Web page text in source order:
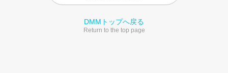
DMMトップへ戻る
Return to the top page